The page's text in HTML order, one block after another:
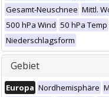
Gesamt-Neuschnee Mittl.
500 hPa Wind 50 hPa Temp
Niederschlagsform
Gebiet
Europa Nordhemisphäre